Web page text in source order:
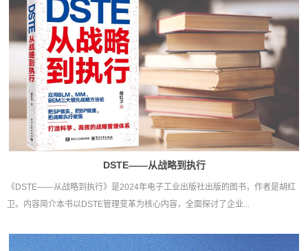
DSTE——从战略到执行
《DSTE——从战略到执行》是2024年电子工业出版社出版的图书，作者是胡红
卫。内容简介本书以DSTE管理变革为核心内容，全面探讨了企业...